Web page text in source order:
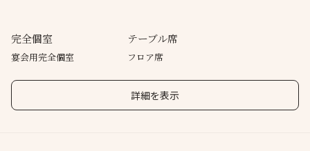
完全個室
宴会用完全個室
テーブル席
フロア席
詳細を表示